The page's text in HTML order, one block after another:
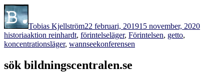
Tobias Kjellström22 februari, 201915 november, 2020
historiaEtiketter
aktion reinhardt, förintelseläger, Förintelsen, getto,
koncentrationsläger, wannseekonferensen
sök bildningscentralen.se